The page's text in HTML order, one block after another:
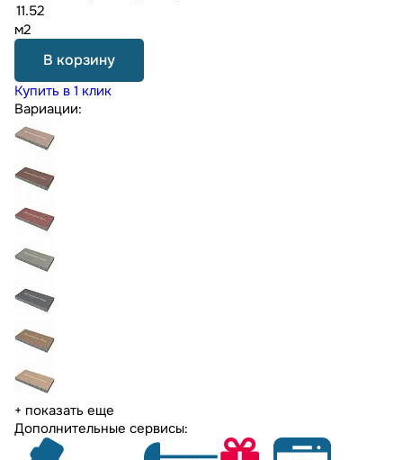
м2
В корзину
Купить в 1 клик
Вариации:
+ показать еще
Дополнительные сервисы: